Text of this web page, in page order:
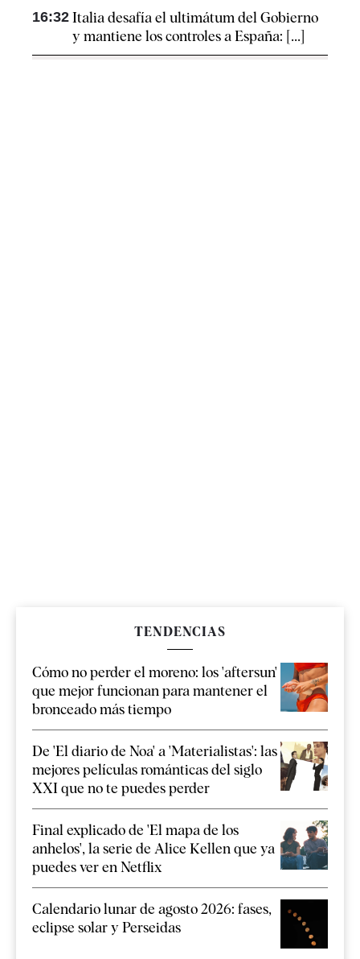
16:32 Italia desafía el ultimátum del Gobierno
y mantiene los controles a España: [...]
TENDENCIAS
Cómo no perder el moreno: los 'aftersun'
que mejor funcionan para mantener el
bronceado más tiempo
De 'El diario de Noa' a 'Materialistas': las
mejores películas románticas del siglo
XXI que no te puedes perder
Final explicado de 'El mapa de los
anhelos', la serie de Alice Kellen que ya
puedes ver en Netflix
Calendario lunar de agosto 2026: fases,
eclipse solar y Perseidas